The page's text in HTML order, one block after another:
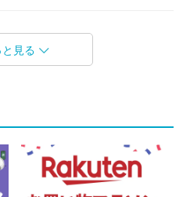
と見る